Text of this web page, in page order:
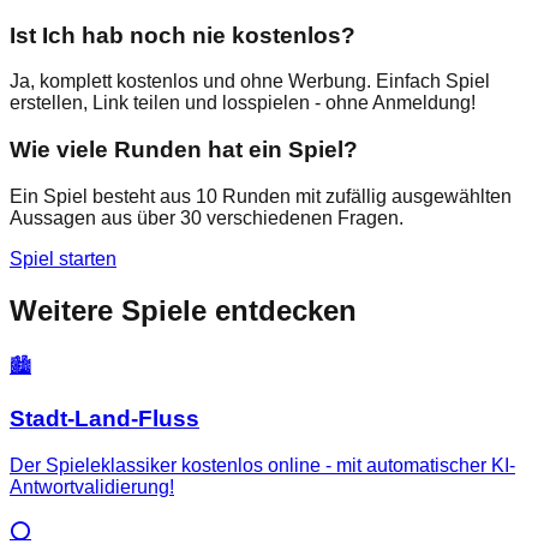
Ist Ich hab noch nie kostenlos?
Ja, komplett kostenlos und ohne Werbung. Einfach Spiel
erstellen, Link teilen und losspielen - ohne Anmeldung!
Wie viele Runden hat ein Spiel?
Ein Spiel besteht aus 10 Runden mit zufällig ausgewählten
Aussagen aus über 30 verschiedenen Fragen.
Spiel starten
Weitere Spiele entdecken
🏙️
Stadt-Land-Fluss
Der Spieleklassiker kostenlos online - mit automatischer KI-
Antwortvalidierung!
⭕